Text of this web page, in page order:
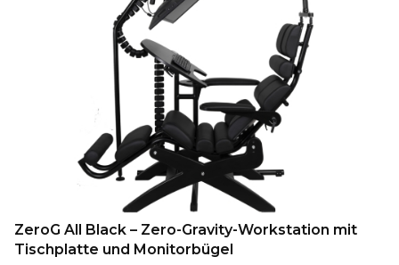
ZeroG All Black – Zero-Gravity-Workstation mit
Tischplatte und Monitorbügel